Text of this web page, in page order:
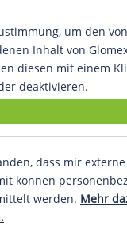
um den
Inhalt von
diesen mit einem
deaktivieren.
dass mir
können
werden. Mehr